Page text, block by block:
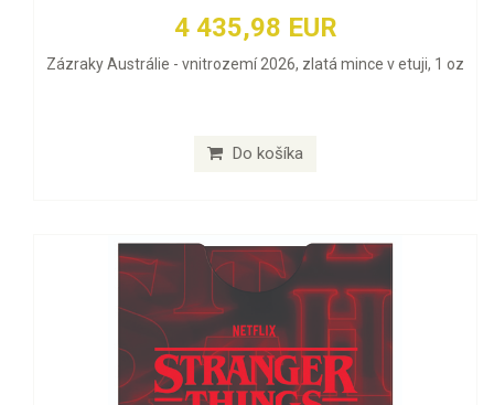
4 435,98 EUR
Zázraky Austrálie - vnitrozemí 2026, zlatá mince v etuji, 1 oz
Do košíka